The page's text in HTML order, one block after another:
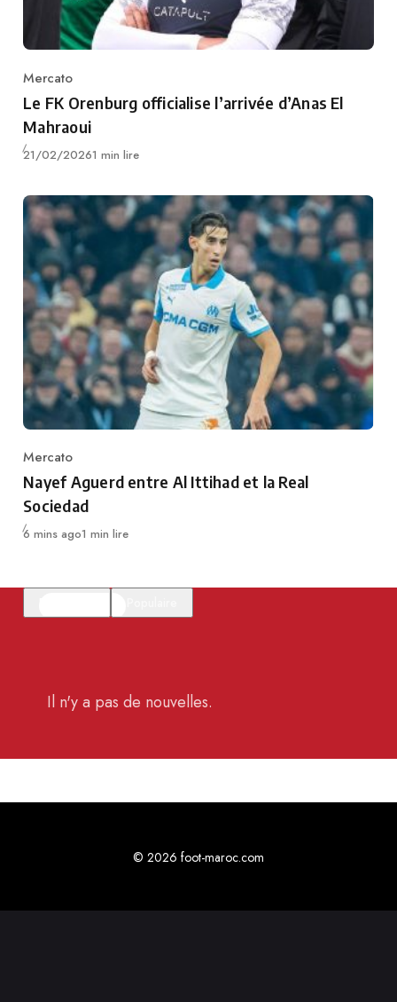
Category
Mercato
Le FK Orenburg officialise l’arrivée d’Anas El
Mahraoui
Publié
21/02/20261 min lire
Category
Mercato
Nayef Aguerd entre Al Ittihad et la Real
Sociedad
Publié
6 mins ago1 min lire
Il n'y a pas de nouvelles.
© 2026 foot-maroc.com